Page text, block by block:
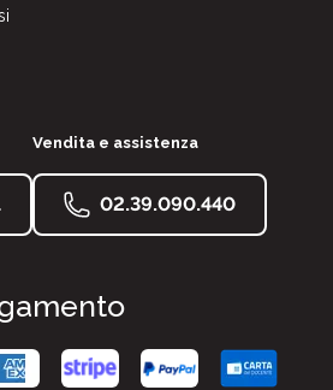
Vendita e assistenza
02.39.090.440